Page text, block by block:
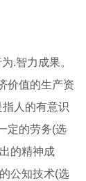
.智力成果。
价值的生产资
人的有意识
定的劳务(选
的精神成
公知技术(选